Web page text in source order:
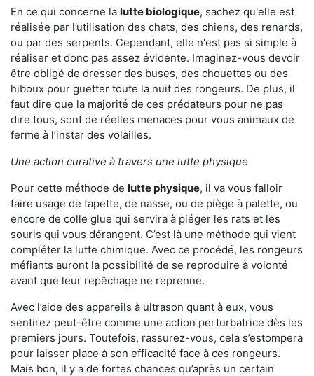
En ce qui concerne la lutte biologique, sachez qu'elle est
réalisée par l’utilisation des chats, des chiens, des renards,
ou par des serpents. Cependant, elle n'est pas si simple à
réaliser et donc pas assez évidente. Imaginez-vous devoir
être obligé de dresser des buses, des chouettes ou des
hiboux pour guetter toute la nuit des rongeurs. De plus, il
faut dire que la majorité de ces prédateurs pour ne pas
dire tous, sont de réelles menaces pour vous animaux de
ferme à l’instar des volailles.
Une action curative à travers une lutte physique
Pour cette méthode de lutte physique, il va vous falloir
faire usage de tapette, de nasse, ou de piège à palette, ou
encore de colle glue qui servira à piéger les rats et les
souris qui vous dérangent. C’est là une méthode qui vient
compléter la lutte chimique. Avec ce procédé, les rongeurs
méfiants auront la possibilité de se reproduire à volonté
avant que leur repêchage ne reprenne.
Avec l’aide des appareils à ultrason quant à eux, vous
sentirez peut-être comme une action perturbatrice dès les
premiers jours. Toutefois, rassurez-vous, cela s’estompera
pour laisser place à son efficacité face à ces rongeurs.
Mais bon, il y a de fortes chances qu’après un certain